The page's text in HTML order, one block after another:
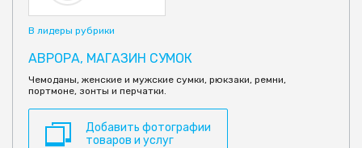
В лидеры рубрики
АВРОРА, МАГАЗИН СУМОК
Чемоданы, женские и мужские сумки, рюкзаки, ремни,
портмоне, зонты и перчатки.
Добавить фотографии
товаров и услуг